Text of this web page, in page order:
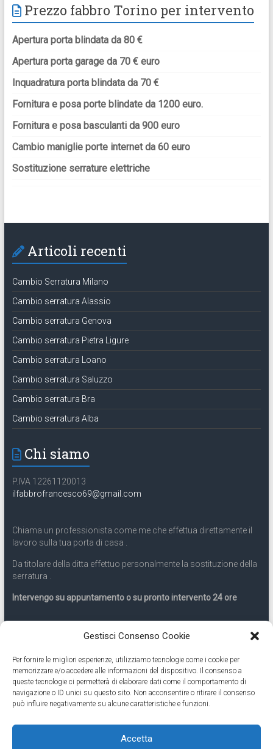
Gestisci Consenso Cookie
Per fornire le migliori esperienze, utilizziamo tecnologie come i cookie per
memorizzare e/o accedere alle informazioni del dispositivo. Il consenso a
queste tecnologie ci permetterà di elaborare dati come il comportamento di
navigazione o ID unici su questo sito. Non acconsentire o ritirare il consenso
può influire negativamente su alcune caratteristiche e funzioni.
Accetta
Prezzo fabbro Torino per intervento
Apertura porta blindata da 80 €
Apertura porta garage da 70 € euro
Inquadratura porta blindata da 70 €
Fornitura e posa porte blindate da 1200 euro.
Fornitura e posa basculanti da 900 euro
Cambio maniglie porte internet da 60 euro
Sostituzione serrature elettriche
Articoli recenti
Cambio Serratura Milano
Cambio serratura Alassio
Cambio serratura Genova
Cambio serratura Pietra Ligure
Cambio serratura Loano
Cambio serratura Saluzzo
Cambio serratura Bra
Cambio serratura Alba
Chi siamo
P.IVA 12261120013
ilfabbrofrancesco69@gmail.com
Chiama un professionista come me che effettua direttamente il
lavoro sulla tua porta di casa .
Da titolare della ditta effettuo personalmente la sostituzione della
serratura .
Intervengo su appuntamento o su pronto intervento 24 ore
Servizio 24 ore
Cell331.9899963
Eseguiamo anche lavori di apertura porte pronto intervento 24
ore